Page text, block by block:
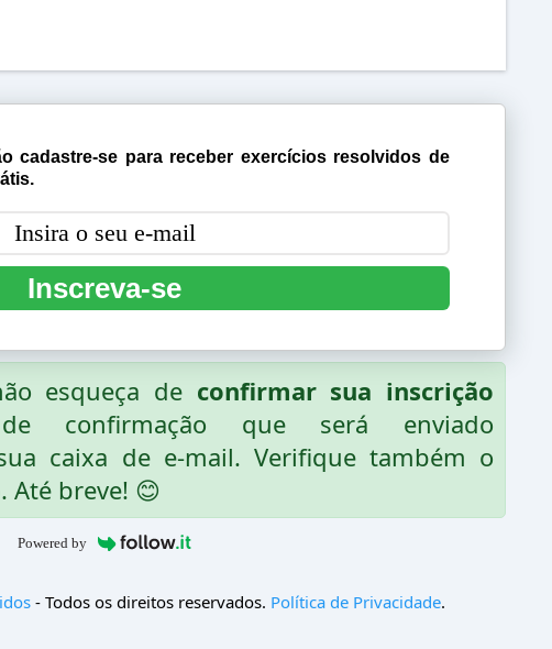
cadastre-se para receber exercícios resolvidos de
Inscreva-se
esqueça de confirmar sua inscrição
confirmação que será enviado
caixa de e-mail. Verifique também o
. Até breve! 😊
Powered by
- Todos os direitos reservados. Política de Privacidade.